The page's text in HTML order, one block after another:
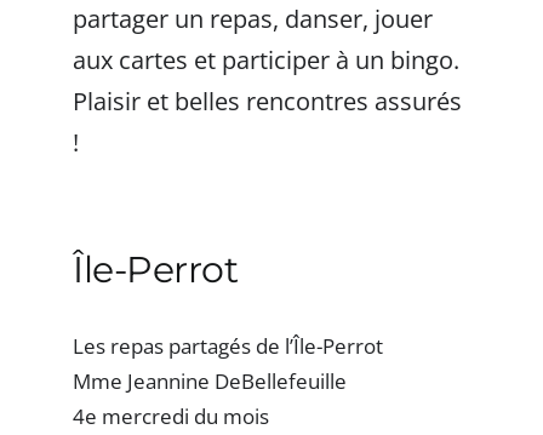
partager un repas, danser, jouer
aux cartes et participer à un bingo.
Plaisir et belles rencontres assurés
!
Île-Perrot
Les repas partagés de l’Île-Perrot
Mme Jeannine DeBellefeuille
4e mercredi du mois